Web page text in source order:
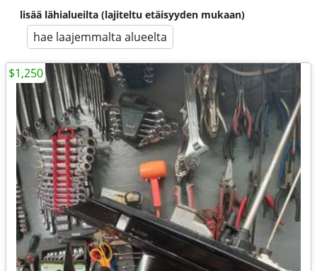
lisää lähialueilta (lajiteltu etäisyyden mukaan)
hae laajemmalta alueelta
$1,250